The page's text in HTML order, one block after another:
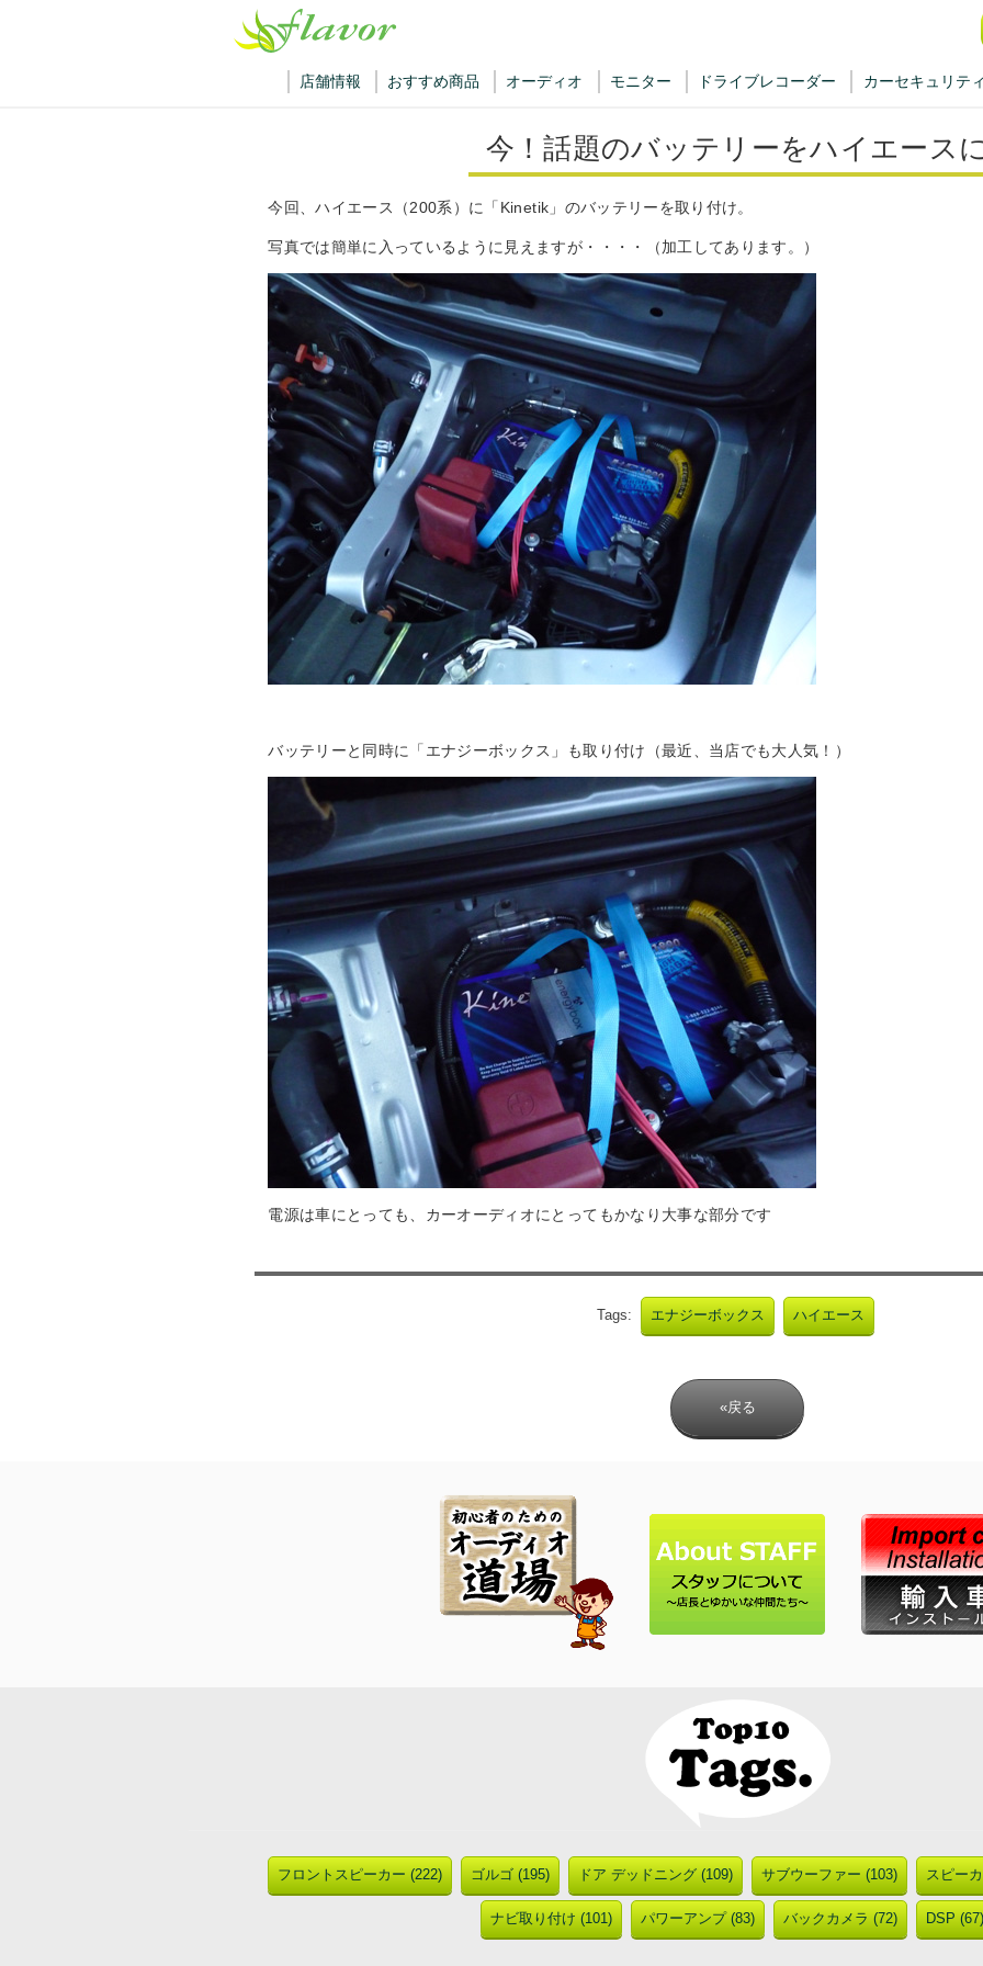
店舗情報 おすすめ商品 オーディオ モニター ドライブレコーダー カーセキュリティ
今！話題のバッテリーをハイエース
今回、ハイエース（200系）に「Kinetik」のバッテリーを取り付け。
写真では簡単に入っているように見えますが・・・・（加工してあります。）
バッテリーと同時に「エナジーボックス」も取り付け（最近、当店でも大人気！）
電源は車にとっても、カーオーディオにとってもかなり大事な部分です
Tags: エナジーボックス ハイエース
«戻る
フロントスピーカー (222) ゴルゴ (195) ドア デッドニング (109) サブウーファー (103) スピー
ナビ取り付け (101) パワーアンプ (83) バックカメラ (72) DSP (67)